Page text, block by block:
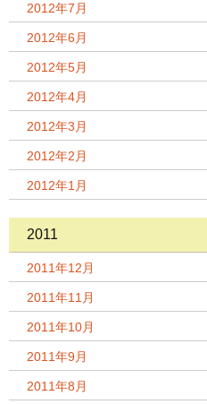
2012年7月
2012年6月
2012年5月
2012年4月
2012年3月
2012年2月
2012年1月
2011
2011年12月
2011年11月
2011年10月
2011年9月
2011年8月